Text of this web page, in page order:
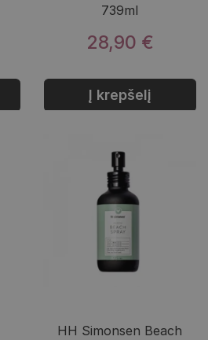
739ml
28,90 €
Į krepšelį
HH Simonsen Beach